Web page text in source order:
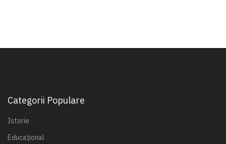
Categorii Populare
Istorie
Educațional